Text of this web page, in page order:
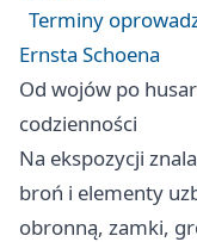
Terminy
Ernsta Schoena
Od wojów po
codzienności
Na ekspozycji
broń i elementy
obronną, zamki,